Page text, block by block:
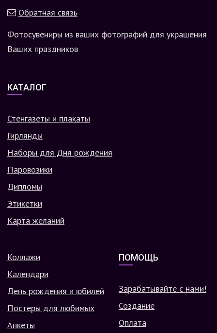
Обратная связь
Фотосувениры из ваших фотографий для украшения
Ваших праздников
КАТАЛОГ
Стенгазеты и плакаты
Гирлянды
Наборы для Дня рождения
Паровозики
Дипломы
Этикетки
Карта желаний
Коллажи
Календари
День рождения и юбилей
Постеры для любимых
Анкеты
ПОМОЩЬ
Зарабатывайте с нами!
Создание
Оплата